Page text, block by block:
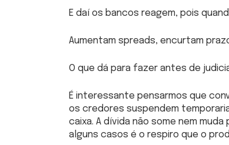
E daí os bancos reagem, pois
Aumentam spreads, encurtam
O que dá para fazer antes de
É interessante pensarmos que
os credores suspendem
caixa. A dívida não some nem
alguns casos é o respiro que o